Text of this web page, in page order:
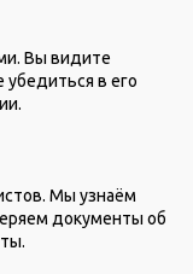
Вы видите
убедиться в его
Мы узнаём
документы об